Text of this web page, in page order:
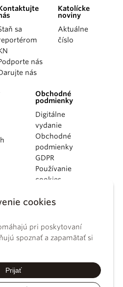
cookies
pri poskytovaní
spoznať a zapamätať si
Prijať
sa
nás
nás
Katolícke
noviny
Aktuálne
číslo
Obchodné
podmienky
Digitálne
vydanie
Obchodné
podmienky
GDPR
Používanie
cookies